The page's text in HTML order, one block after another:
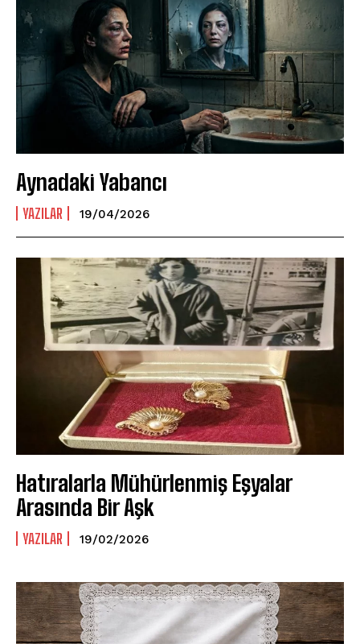
Aynadaki Yabancı
YAZILAR 19/04/2026
Hatıralarla Mühürlenmiş Eşyalar
Arasında Bir Aşk
YAZILAR 19/02/2026